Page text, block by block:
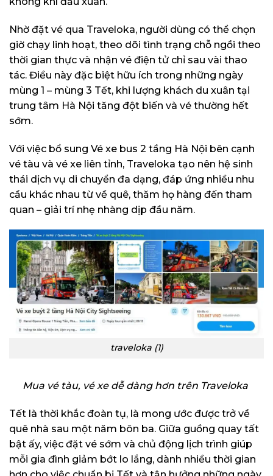
Nhờ đặt vé qua Traveloka, người dùng có thể chọn
giờ chạy linh hoạt, theo dõi tình trạng chỗ ngồi theo
thời gian thực và nhận vé điện tử chỉ sau vài thao
tác. Điều này đặc biệt hữu ích trong những ngày
mùng 1 – mùng 3 Tết, khi lượng khách du xuân tại
trung tâm Hà Nội tăng đột biến và vé thường hết
sớm.
Với việc bổ sung Vé xe bus 2 tầng Hà Nội bên cạnh
vé tàu và vé xe liên tỉnh, Traveloka tạo nên hệ sinh
thái dịch vụ di chuyển đa dạng, đáp ứng nhiều nhu
cầu khác nhau từ về quê, thăm họ hàng đến tham
quan – giải trí nhẹ nhàng dịp đầu năm.
traveloka (1)
Mua vé tàu, vé xe dễ dàng hơn trên Traveloka
Tết là thời khắc đoàn tụ, là mong ước được trở về
quê nhà sau một năm bôn ba. Giữa guồng quay tất
bật ấy, việc đặt vé sớm và chủ động lịch trình giúp
mỗi gia đình giảm bớt lo lắng, dành nhiều thời gian